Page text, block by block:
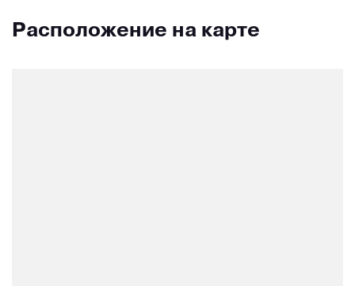
Расположение на карте